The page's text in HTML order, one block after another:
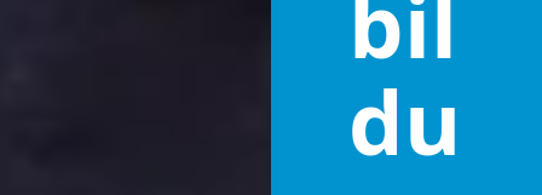
bil
du